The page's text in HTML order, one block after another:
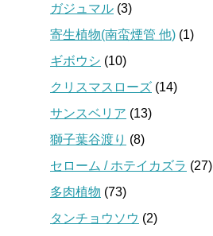
ガジュマル (3)
寄生植物(南蛮煙管 他) (1)
ギボウシ (10)
クリスマスローズ (14)
サンスベリア (13)
獅子葉谷渡り (8)
セローム / ホテイカズラ (27)
多肉植物 (73)
タンチョウソウ (2)